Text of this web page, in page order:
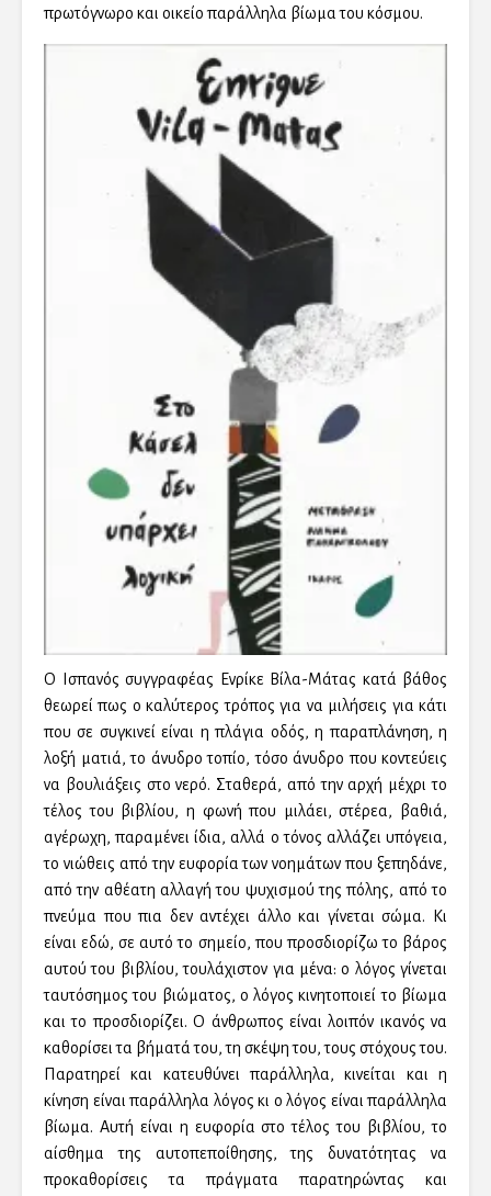
πρωτόγνωρο και οικείο παράλληλα βίωμα του κόσμου.
Ο Ισπανός συγγραφέας Ενρίκε Βίλα-Μάτας κατά βάθος
θεωρεί πως ο καλύτερος τρόπος για να μιλήσεις για κάτι
που σε συγκινεί είναι η πλάγια οδός, η παραπλάνηση, η
λοξή ματιά, το άνυδρο τοπίο, τόσο άνυδρο που κοντεύεις
να βουλιάξεις στο νερό. Σταθερά, από την αρχή μέχρι το
τέλος του βιβλίου, η φωνή που μιλάει, στέρεα, βαθιά,
αγέρωχη, παραμένει ίδια, αλλά ο τόνος αλλάζει υπόγεια,
το νιώθεις από την ευφορία των νοημάτων που ξεπηδάνε,
από την αθέατη αλλαγή του ψυχισμού της πόλης, από το
πνεύμα που πια δεν αντέχει άλλο και γίνεται σώμα. Κι
είναι εδώ, σε αυτό το σημείο, που προσδιορίζω το βάρος
αυτού του βιβλίου, τουλάχιστον για μένα: ο λόγος γίνεται
ταυτόσημος του βιώματος, ο λόγος κινητοποιεί το βίωμα
και το προσδιορίζει. Ο άνθρωπος είναι λοιπόν ικανός να
καθορίσει τα βήματά του, τη σκέψη του, τους στόχους του.
Παρατηρεί και κατευθύνει παράλληλα, κινείται και η
κίνηση είναι παράλληλα λόγος κι ο λόγος είναι παράλληλα
βίωμα. Αυτή είναι η ευφορία στο τέλος του βιβλίου, το
αίσθημα της αυτοπεποίθησης, της δυνατότητας να
προκαθορίσεις τα πράγματα παρατηρώντας και